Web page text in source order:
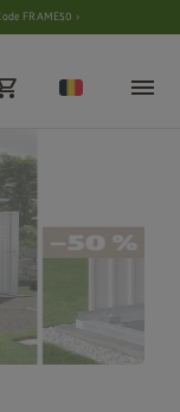
FRAME50 ›